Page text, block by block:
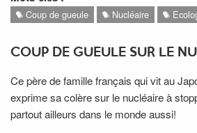
Coup de gueule Nucléaire
COUP DE GUEULE SUR LE
Ce père de famille français qui vit au
exprime sa colère sur le nucléaire à
partout ailleurs dans le monde aussi!